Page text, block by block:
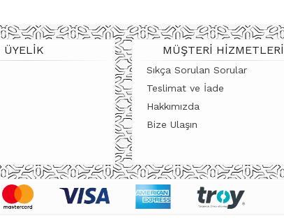
ÜYELIK MÜŞTERI HIZMETLERI
Sıkça Sorulan Sorular
Teslimat ve İade
Hakkımızda
Bize Ulaşın